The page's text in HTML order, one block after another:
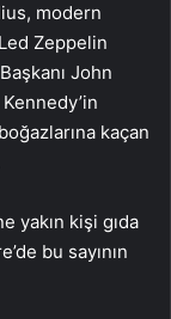
modern
Zeppelin
John
kaçan
yakın kişi gıda
bu sayının